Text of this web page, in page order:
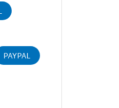
PAYPAL